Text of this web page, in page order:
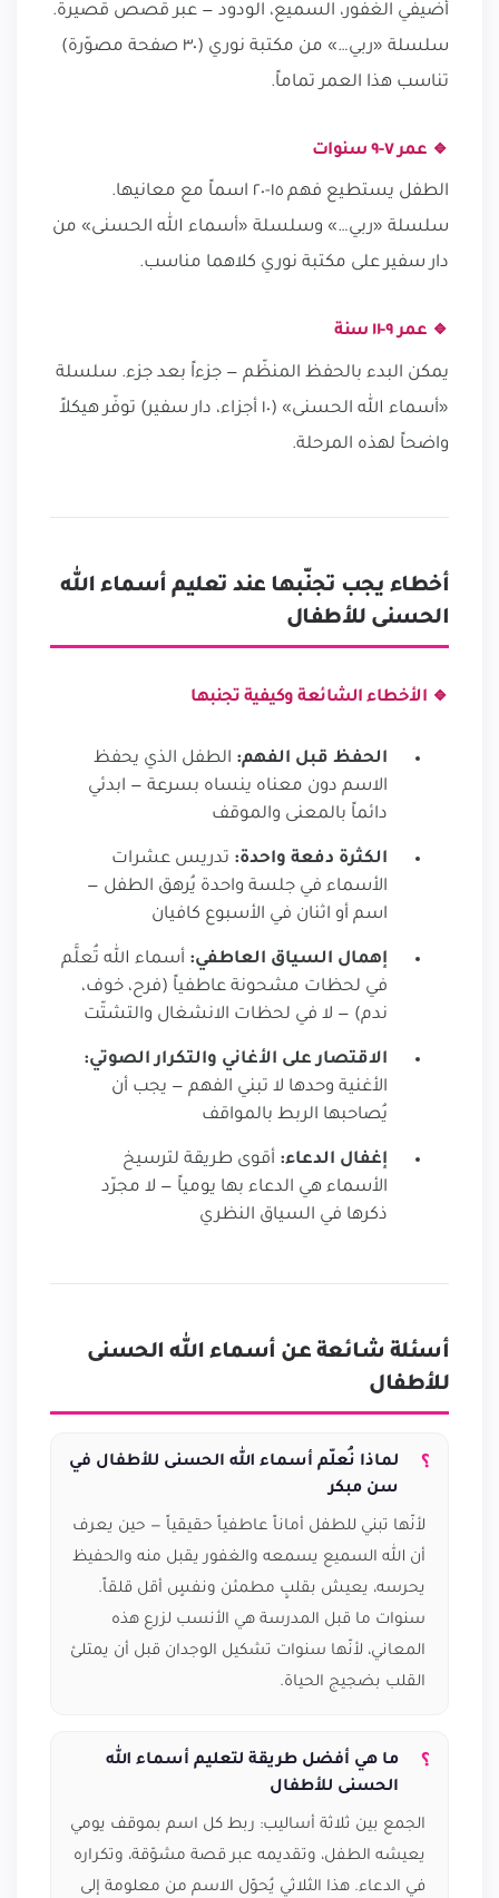
أضيفي الغفور، السميع، الودود — عبر قصص قصيرة.
سلسلة «ربي…» من مكتبة نوري (٣٠ صفحة مصوّرة)
تناسب هذا العمر تماماً.
🔹 عمر ٧-٩ سنوات
الطفل يستطيع فهم ١٥-٢٠ اسماً مع معانيها.
سلسلة «ربي…» وسلسلة «أسماء الله الحسنى» من
دار سفير على مكتبة نوري كلاهما مناسب.
🔹 عمر ٩-١١ سنة
يمكن البدء بالحفظ المنظّم — جزءاً بعد جزء. سلسلة
«أسماء الله الحسنى» (١٠ أجزاء، دار سفير) توفّر هيكلاً
واضحاً لهذه المرحلة.
أخطاء يجب تجنّبها عند تعليم أسماء الله
الحسنى للأطفال
🔹 الأخطاء الشائعة وكيفية تجنبها
الحفظ قبل الفهم: الطفل الذي يحفظ
الاسم دون معناه ينساه بسرعة — ابدئي
دائماً بالمعنى والموقف
الكثرة دفعة واحدة: تدريس عشرات
الأسماء في جلسة واحدة يُرهق الطفل —
اسم أو اثنان في الأسبوع كافيان
إهمال السياق العاطفي: أسماء الله تُعلَّم
في لحظات مشحونة عاطفياً (فرح، خوف،
ندم) — لا في لحظات الانشغال والتشتّت
الاقتصار على الأغاني والتكرار الصوتي:
الأغنية وحدها لا تبني الفهم — يجب أن
يُصاحبها الربط بالمواقف
إغفال الدعاء: أقوى طريقة لترسيخ
الأسماء هي الدعاء بها يومياً — لا مجرّد
ذكرها في السياق النظري
أسئلة شائعة عن أسماء الله الحسنى
للأطفال
لماذا نُعلّم أسماء الله الحسنى للأطفال في
سن مبكر
لأنّها تبني للطفل أماناً عاطفياً حقيقياً — حين يعرف
أن الله السميع يسمعه والغفور يقبل منه والحفيظ
يحرسه، يعيش بقلبٍ مطمئن ونفسٍ أقل قلقاً.
سنوات ما قبل المدرسة هي الأنسب لزرع هذه
المعاني، لأنّها سنوات تشكيل الوجدان قبل أن يمتلئ
القلب بضجيج الحياة.
ما هي أفضل طريقة لتعليم أسماء الله
الحسنى للأطفال
الجمع بين ثلاثة أساليب: ربط كل اسم بموقف يومي
يعيشه الطفل، وتقديمه عبر قصة مشوّقة، وتكراره
في الدعاء. هذا الثلاثي يُحوّل الاسم من معلومة إلى